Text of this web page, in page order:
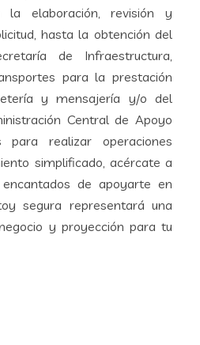
la elaboración, revisión y
hasta la obtención del
de Infraestructura,
para la prestación
y mensajería y/o del
Central de Apoyo
para realizar operaciones
simplificado, acércate a
de apoyarte en
segura representará una
y proyección para tu